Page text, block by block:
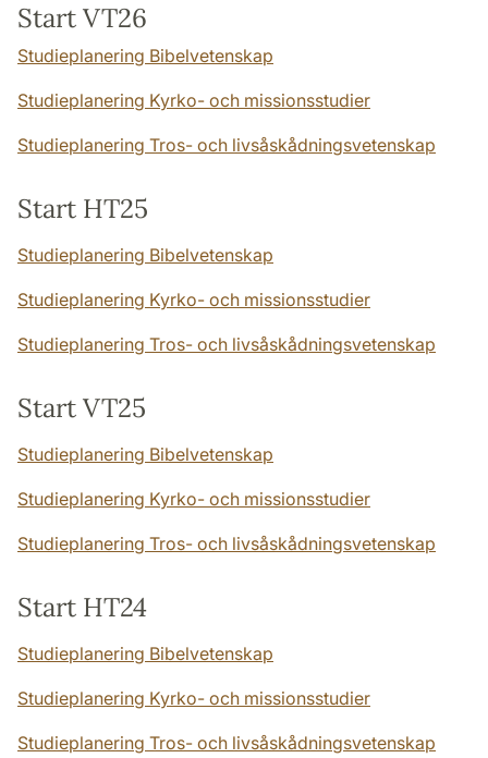
Start VT26
Studieplanering Bibelvetenskap
Studieplanering Kyrko- och missionsstudier
Studieplanering Tros- och livsåskådningsvetenskap
Start HT25
Studieplanering Bibelvetenskap
Studieplanering Kyrko- och missionsstudier
Studieplanering Tros- och livsåskådningsvetenskap
Start VT25
Studieplanering Bibelvetenskap
Studieplanering Kyrko- och missionsstudier
Studieplanering Tros- och livsåskådningsvetenskap
Start HT24
Studieplanering Bibelvetenskap
Studieplanering Kyrko- och missionsstudier
Studieplanering Tros- och livsåskådningsvetenskap